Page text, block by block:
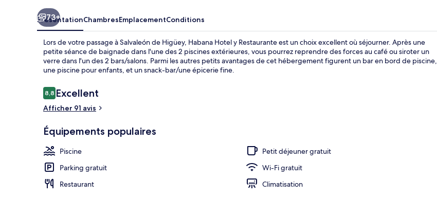
73+
PrésentationChambresEmplacementConditions
Lors de votre passage à Salvaleón de Higüey, Habana Hotel y Restaurante est un choix excellent où séjourner. Après une
petite séance de baignade dans l'une des 2 piscines extérieures, vous pourrez reprendre des forces au café ou siroter un
verre dans l'un des 2 bars/salons. Parmi les autres petits avantages de cet hébergement figurent un bar en bord de piscine,
une piscine pour enfants, et un snack-bar/une épicerie fine.
Avis
voyageurs
8,88,8 sur 10
Excellent
Afficher 91 avis
Équipements populaires
Piscine
Petit déjeuner gratuit
Parking gratuit
Wi-Fi gratuit
Restaurant
Climatisation